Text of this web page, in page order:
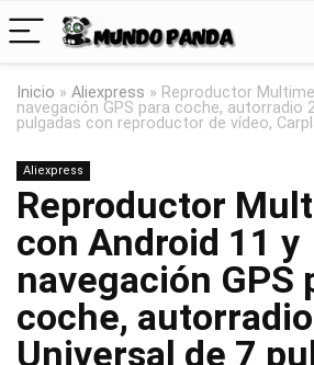
Inicio » Aliexpress » Reproductor
navegación GPS para coche, autorradio
pulgadas con reproductor de vídeo,
Aliexpress
Reproductor
con Android 11 y
navegación GPS
coche,
Universal de 7